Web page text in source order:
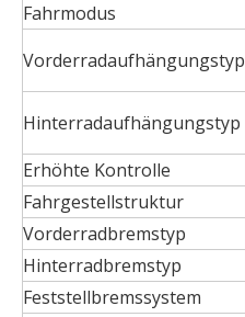
Fahrmodus
Vorderradaufhängungstyp
Hinterradaufhängungstyp
Erhöhte Kontrolle
Fahrgestellstruktur
Vorderradbremstyp
Hinterradbremstyp
Feststellbremssystem